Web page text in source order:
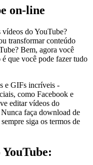
on-line
vídeos do YouTube?
transformar conteúdo
Bem, agora você
que você pode fazer tudo
e GIFs incríveis -
como Facebook e
editar vídeos do
faça download de
siga os termos de